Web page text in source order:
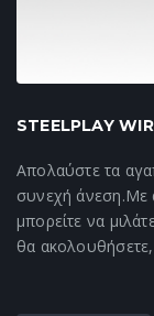
STEELPLAY
Απολαύστε τα
συνεχή άνεση.Με
μπορείτε να
θα